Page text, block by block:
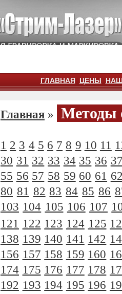
ГЛАВНАЯ ЦЕНЫ
Главная » Методы
1 2 3 4 5 6 7 8 9 10 11
30 31 32 33 34 35 36
55 56 57 58 59 60 61
80 81 82 83 84 85 86
103 104 105 106 107
121 122 123 124 125
138 139 140 141 142
156 157 158 159 160
174 175 176 177 178
192 193 194 195 196